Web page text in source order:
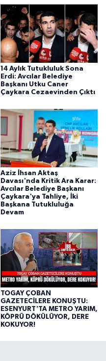
14 Aylık Tutukluluk Sona
Erdi: Avcılar Belediye
Başkanı Utku Caner
Çaykara Cezaevinden Çıktı
Aziz İhsan Aktaş
Davası'nda Kritik Ara Karar:
Avcılar Belediye Başkanı
Çaykara'ya Tahliye, İki
Başkana Tutukluluğa
Devam
TOGAY ÇOBAN
GAZETECİLERE KONUŞTU:
ESENYURT'TA METRO YARIM,
KÖPRÜ DÖKÜLÜYOR, DERE
KOKUYOR!